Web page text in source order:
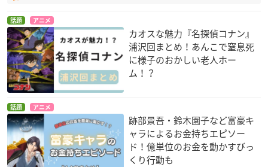
話題 アニメ
カオスな魅力『名探偵コナン』
浦沢回まとめ！あんこで窒息死
に様子のおかしい老人ホー
ム！？
話題 アニメ
跡部景吾・鈴木園子など富豪キ
ャラによるお金持ちエピソー
ド！億単位のお金を動かすびっ
くり行動も